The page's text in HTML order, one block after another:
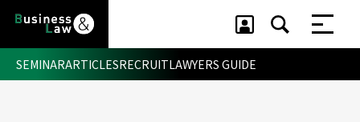
SEMINARARTICLESRECRUITLAWYERS GUIDE